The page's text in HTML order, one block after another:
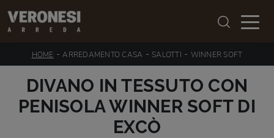
HOME -ARREDAMENTO CASA - SALOTTI - WINNER SOFT
DIVANO IN TESSUTO CON
PENISOLA WINNER SOFT DI
EXCÒ